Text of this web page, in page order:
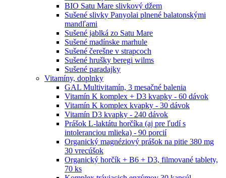
BIO Satu Mare slivkový džem
Sušené slivky Panyolai plnené balatonskými
mandľami
Sušené jablká zo Satu Mare
Sušené madínske marhule
Sušené čerešne v strapcoch
Sušené hrušky beregi wilms
Sušené paradajky
Vitamíny, doplnky
GAL Multivitamín, 3 mesačné balenia
Vitamín K komplex + D3 kvapky - 60 dávok
Vitamín K komplex kvapky - 30 dávok
Vitamín D3 kvapky - 240 dávok
Prášok L-laktátu horčíka (aj pre ľudí s
intoleranciou mlieka) - 90 porcií
Organický magnéziový prášok na pitie 380 mg
30 vrecúšok
Organický horčík + B6 + D3, filmované tablety,
70 ks